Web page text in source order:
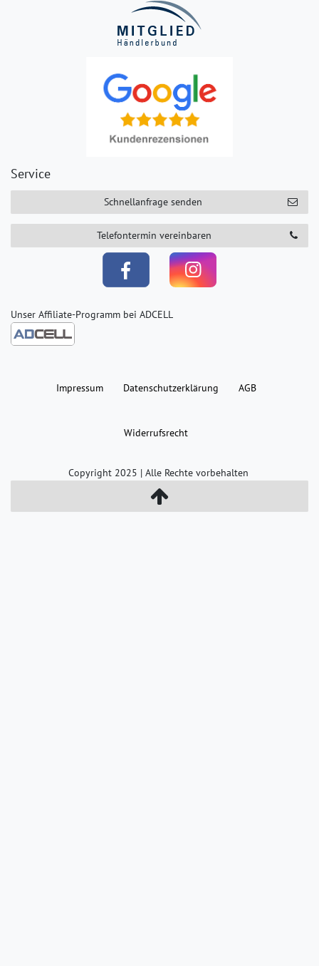
Service
Schnellanfrage senden
Telefontermin vereinbaren
Unser Affiliate-Programm bei ADCELL
Impressum Daten­schutz­erklärung AGB
Widerrufs­recht
Copyright 2025 | Alle Rechte vorbehalten